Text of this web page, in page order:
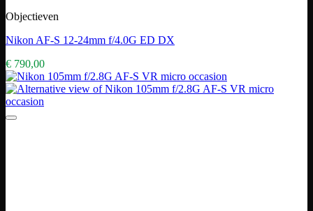
Objectieven
Nikon AF-S 12-24mm f/4.0G ED DX
€ 790,00